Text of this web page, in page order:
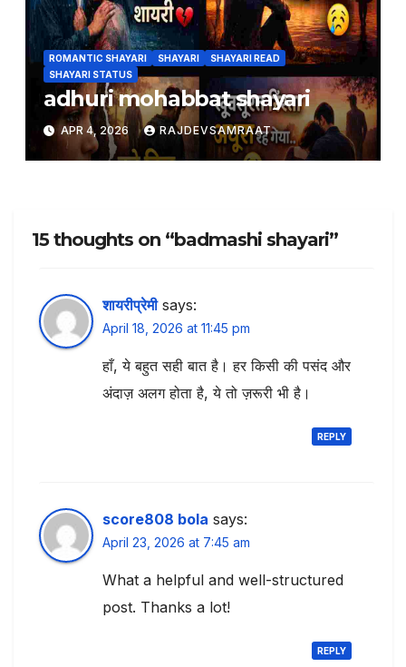
ROMANTIC SHAYARI SHAYARI
SHAYARI READ
SHAYARI STATUS
adhuri mohabbat shayari
APR 4, 2026 RAJDEVSAMRAAT
15 thoughts on “badmashi shayari”
शायरीप्रेमी says:
April 18, 2026 at 11:45 pm
हाँ, ये बहुत सही बात है। हर किसी की पसंद और
अंदाज़ अलग होता है, ये तो ज़रूरी भी है।
REPLY
score808 bola says:
April 23, 2026 at 7:45 am
What a helpful and well-structured
post. Thanks a lot!
REPLY